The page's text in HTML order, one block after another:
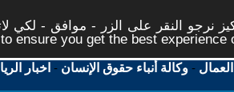
نرجو النقر على الزر - موافق - لكي
ensure you get the best experience
العمال -وكالة أنباء حقوق الإنسان - اخبار